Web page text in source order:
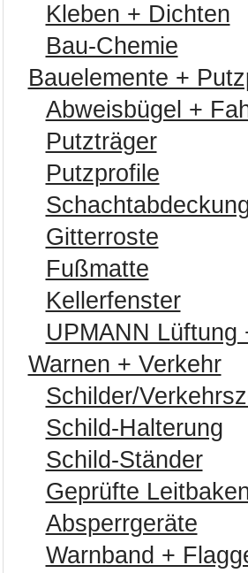
Kleben + Dichten
Bau-Chemie
Bauelemente +
Abweisbügel +
Putzträger
Putzprofile
Gitterroste
Fußmatte
Kellerfenster
UPMANN Lüftung
Warnen + Verkehr
Schilder/
Schild-Halterung
Schild-Ständer
Geprüfte
Absperrgeräte
Warnband +